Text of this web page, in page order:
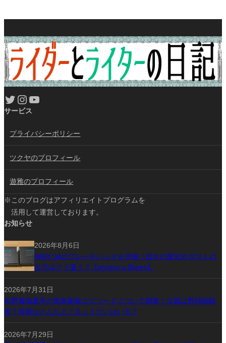
Twitter Instagram YouTube
サービス
プライバシーポリシー
ツクヤのプロフィール
遊雅のプロフィール
※このブログはアフィリエイトプログラムを
活用して運営しております。
お知らせ
2026年8月6日
WRX S4のブレーキパッドを交換！効きの変化やダストの
出方はどう違う？【project μ Bspec】
2026年7月31日
矢野雅哉選手の実家家族エピソードについて調査！父親は野球経験
者？母親はどんな人？きょうだいはいる？
2026年7月29日